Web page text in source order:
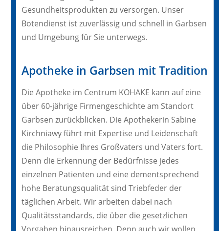
Gesundheitsprodukten zu versorgen. Unser
Botendienst ist zuverlässig und schnell in Garbsen
und Umgebung für Sie unterwegs.
Apotheke in Garbsen mit Tradition
Die Apotheke im Centrum KOHAKE kann auf eine
über 60-jährige Firmengeschichte am Standort
Garbsen zurückblicken. Die Apothekerin Sabine
Kirchniawy führt mit Expertise und Leidenschaft
die Philosophie Ihres Großvaters und Vaters fort.
Denn die Erkennung der Bedürfnisse jedes
einzelnen Patienten und eine dementsprechend
hohe Beratungsqualität sind Triebfeder der
täglichen Arbeit. Wir arbeiten dabei nach
Qualitätsstandards, die über die gesetzlichen